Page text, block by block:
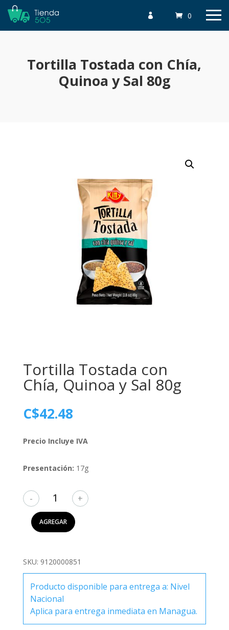
 0
Tortilla Tostada con Chía,
Quinoa y Sal 80g
Tortilla Tostada con
Chía, Quinoa y Sal 80g
C$42.48
Precio Incluye IVA
Presentación: 17g
Tortilla
con
Chía,
Sal
cantidad
AGREGAR
SKU: 9120000851
Producto disponible para entrega a: Nivel
Nacional
Aplica para entrega inmediata en Managua.